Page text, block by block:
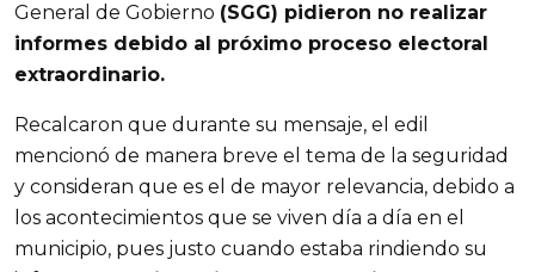
General de Gobierno (SGG) pidieron no realizar
informes debido al próximo proceso electoral
extraordinario.
Recalcaron que durante su mensaje, el edil
mencionó de manera breve el tema de la seguridad
y consideran que es el de mayor relevancia, debido a
los acontecimientos que se viven día a día en el
municipio, pues justo cuando estaba rindiendo su